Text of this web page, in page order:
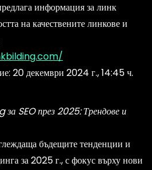
информация за линк
на качествените линкове и
20 декември 2024 г., 14:45 ч.
SEO през 2025: Трендове и
бъдещите тенденции и
за 2025 г., с фокус върху нови